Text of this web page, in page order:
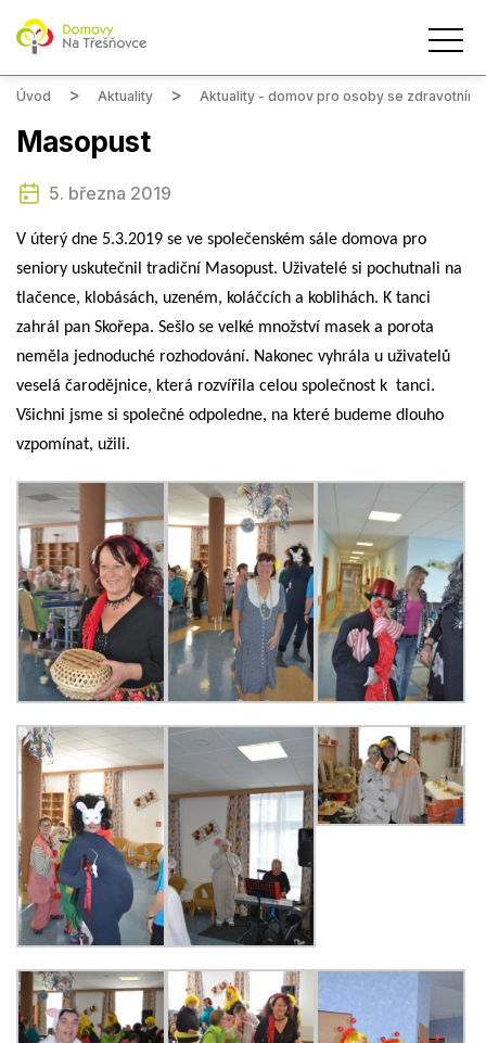
Úvod Aktuality Aktuality - domov pro osoby se zdravotním
Masopust
5. března 2019
V úterý dne 5.3.2019 se ve společenském sále domova pro
seniory uskutečnil tradiční Masopust. Uživatelé si pochutnali na
tlačence, klobásách, uzeném, koláčcích a koblihách. K tanci
zahrál pan Skořepa. Sešlo se velké množství masek a porota
neměla jednoduché rozhodování. Nakonec vyhrála u uživatelů
veselá čarodějnice, která rozvířila celou společnost k tanci.
Všichni jsme si společné odpoledne, na které budeme dlouho
vzpomínat, užili.